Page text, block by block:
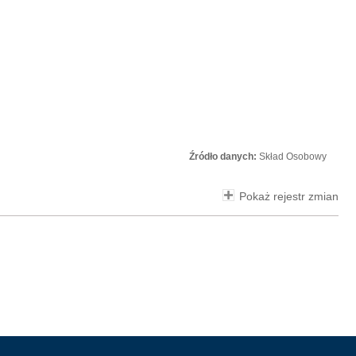
Źródło danych: Skład Osobowy
Pokaż rejestr zmian